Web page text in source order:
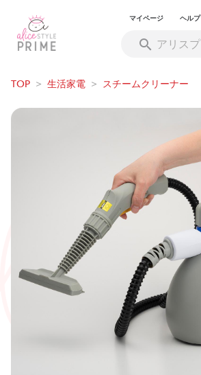
マイページ ヘルプ
TOP > 生活家電 > スチームクリーナー